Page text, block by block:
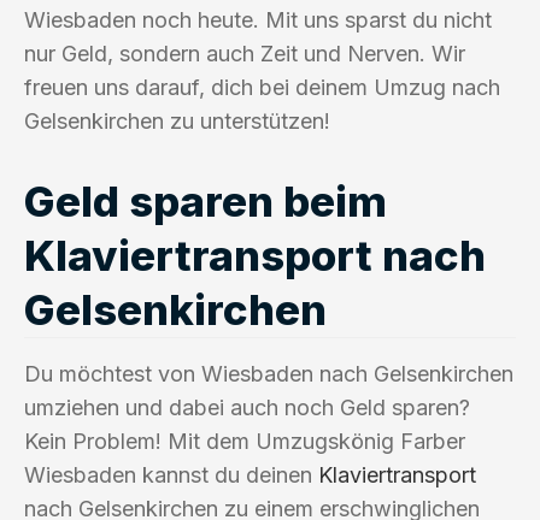
Wiesbaden noch heute. Mit uns sparst du nicht
nur Geld, sondern auch Zeit und Nerven. Wir
freuen uns darauf, dich bei deinem Umzug nach
Gelsenkirchen zu unterstützen!
Geld sparen beim
Klaviertransport nach
Gelsenkirchen
Du möchtest von Wiesbaden nach Gelsenkirchen
umziehen und dabei auch noch Geld sparen?
Kein Problem! Mit dem Umzugskönig Farber
Wiesbaden kannst du deinen Klaviertransport
nach Gelsenkirchen zu einem erschwinglichen